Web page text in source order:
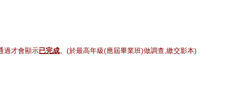
過才會顯示已完成。(於最高年級(應屆畢業班)做調查,繳交影本)